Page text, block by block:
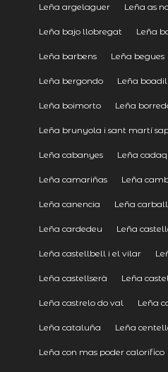
Leña argelaguer Leña as
Leña bajo llobregat Leña
Leña barbens Leña begues
Leña bergondo Leña
Leña boimorto Leña
Leña brunyola i sant martí
Leña cabanyes Leña
Leña camariñas Leña
Leña canencia Leña
Leña cardedeu Leña
Leña castellbell i el vilar
Leña castellserà Leña
Leña castrelo do val Leña
Leña cataluña Leña
Leña con mas poder calorifico